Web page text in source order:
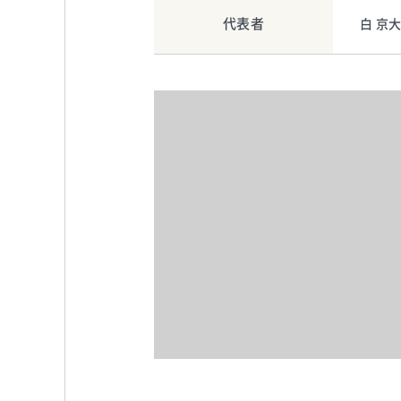
代表者 白 京大